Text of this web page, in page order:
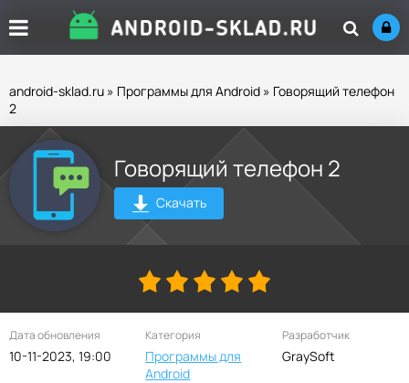
android-sklad.ru » Программы для Android » Говорящий телефон
2
Говорящий телефон 2
Скачать
Дата обновления
10-11-2023, 19:00
Категория
Программы для
Android
Разработчик
GraySoft